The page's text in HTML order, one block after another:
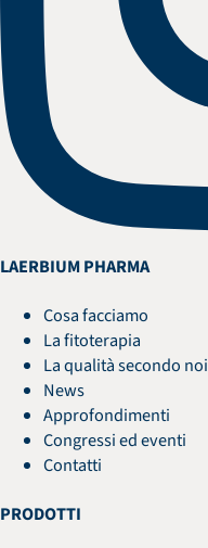
LAERBIUM PHARMA
Cosa facciamo
La fitoterapia
La qualità secondo noi
News
Approfondimenti
Congressi ed eventi
Contatti
PRODOTTI